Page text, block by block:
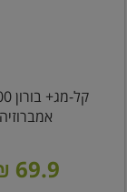
אמברוזיה
69.9 ₪